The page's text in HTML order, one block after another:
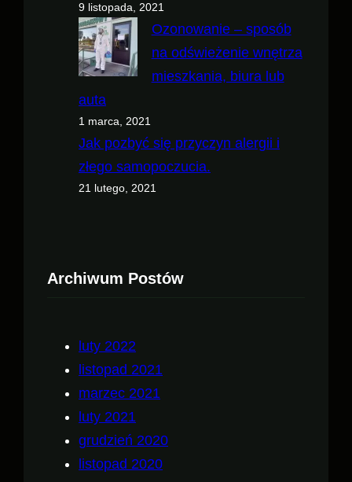
9 listopada, 2021
Ozonowanie – sposób
na odświeżenie wnętrza
mieszkania, biura lub
auta
1 marca, 2021
Jak pozbyć się przyczyn alergii i
złego samopoczucia.
21 lutego, 2021
Archiwum Postów
luty 2022
listopad 2021
marzec 2021
luty 2021
grudzień 2020
listopad 2020